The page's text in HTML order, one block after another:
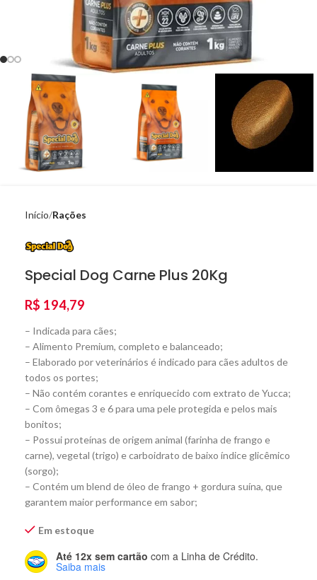
Início Rações
Special Dog Carne Plus 20Kg
R$ 194,79
– Indicada para cães;
– Alimento Premium, completo e balanceado;
– Elaborado por veterinários é indicado para cães adultos de
todos os portes;
– Não contém corantes e enriquecido com extrato de Yucca;
– Com ômegas 3 e 6 para uma pele protegida e pelos mais
bonitos;
– Possui proteínas de origem animal (farinha de frango e
carne), vegetal (trigo) e carboidrato de baixo índice glicêmico
(sorgo);
– Contém um blend de óleo de frango + gordura suína, que
garantem maior performance em sabor;
Em estoque
Até 12x sem cartão com a Linha de Crédito.
Saiba mais